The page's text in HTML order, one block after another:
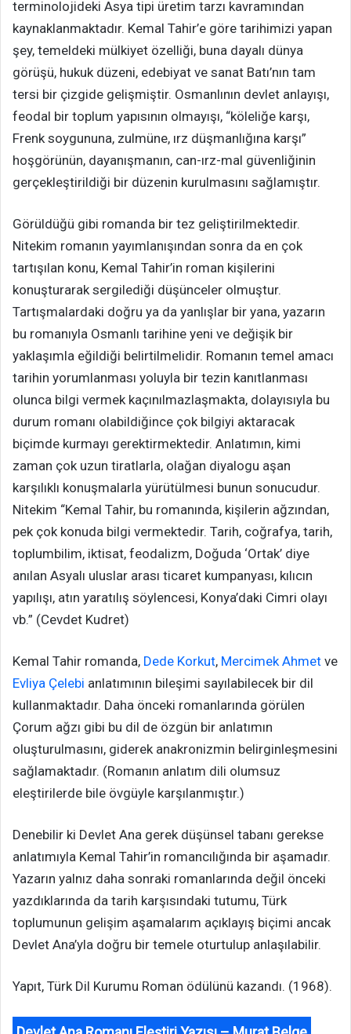
terminolojideki Asya tipi üretim tarzı kavramından
kaynaklanmaktadır. Kemal Tahir’e göre tarihimizi yapan
şey, temeldeki mülkiyet özelliği, buna dayalı dünya
görüşü, hukuk düzeni, edebiyat ve sanat Batı’nın tam
tersi bir çizgide gelişmiştir. Osmanlının devlet anlayışı,
feodal bir toplum yapısının olmayışı, “köleliğe karşı,
Frenk soygununa, zulmüne, ırz düşmanlığına karşı”
hoşgörünün, dayanışmanın, can-ırz-mal güvenliğinin
gerçekleştirildiği bir düzenin kurulmasını sağlamıştır.
Görüldüğü gibi romanda bir tez geliştirilmektedir.
Nitekim romanın yayımlanışından sonra da en çok
tartışılan konu, Kemal Tahir’in roman kişilerini
konuşturarak sergilediği düşünceler olmuştur.
Tartışmalardaki doğru ya da yanlışlar bir yana, yazarın
bu romanıyla Osmanlı tarihine yeni ve değişik bir
yaklaşımla eğildiği belirtilmelidir. Romanın temel amacı
tarihin yorumlanması yoluyla bir tezin kanıtlanması
olunca bilgi vermek kaçınılmazlaşmakta, dolayısıyla bu
durum romanı olabildiğince çok bilgiyi aktaracak
biçimde kurmayı gerektirmektedir. Anlatımın, kimi
zaman çok uzun tiratlarla, olağan diyalogu aşan
karşılıklı konuşmalarla yürütülmesi bunun sonucudur.
Nitekim “Kemal Tahir, bu romanında, kişilerin ağzından,
pek çok konuda bilgi vermektedir. Tarih, coğrafya, tarih,
toplumbilim, iktisat, feodalizm, Doğuda ‘Ortak’ diye
anılan Asyalı uluslar arası ticaret kumpanyası, kılıcın
yapılışı, atın yaratılış söylencesi, Konya’daki Cimri olayı
vb.” (Cevdet Kudret)
Kemal Tahir romanda, Dede Korkut, Mercimek Ahmet ve
Evliya Çelebi anlatımının bileşimi sayılabilecek bir dil
kullanmaktadır. Daha önceki romanlarında görülen
Çorum ağzı gibi bu dil de özgün bir anlatımın
oluşturulmasını, giderek anakronizmin belirginleşmesini
sağlamaktadır. (Romanın anlatım dili olumsuz
eleştirilerde bile övgüyle karşılanmıştır.)
Denebilir ki Devlet Ana gerek düşünsel tabanı gerekse
anlatımıyla Kemal Tahir’in romancılığında bir aşamadır.
Yazarın yalnız daha sonraki romanlarında değil önceki
yazdıklarında da tarih karşısındaki tutumu, Türk
toplumunun gelişim aşamalarım açıklayış biçimi ancak
Devlet Ana’yla doğru bir temele oturtulup anlaşılabilir.
Yapıt, Türk Dil Kurumu Roman ödülünü kazandı. (1968).